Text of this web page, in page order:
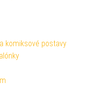
komiksové postavy